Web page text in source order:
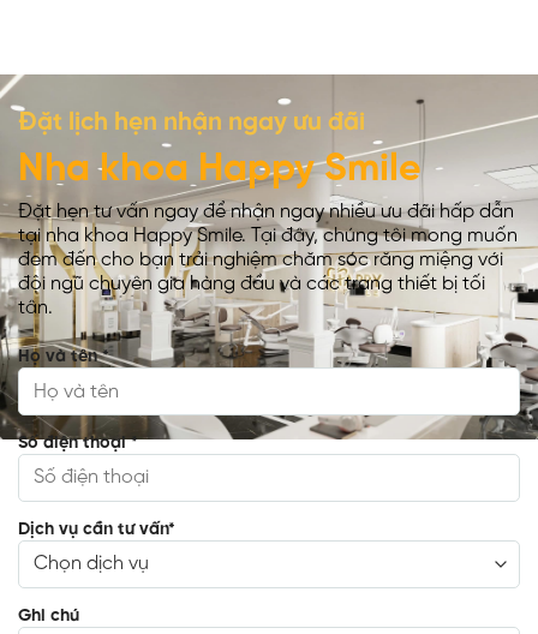
Đặt lịch hẹn nhận ngay ưu đãi
Nha khoa Happy Smile
Đặt hẹn tư vấn ngay để nhận ngay nhiều ưu đãi hấp dẫn
tại nha khoa Happy Smile. Tại đây, chúng tôi mong muốn
đem đến cho bạn trải nghiệm chăm sóc răng miệng với
đội ngũ chuyên gia hàng đầu và các trang thiết bị tối
tân.
Họ và tên*
Số điện thoại*
Dịch vụ cần tư vấn*
Ghi chú